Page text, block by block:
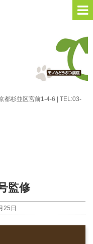
都杉並区宮前1-4-6 | TEL:03-
監修
25日